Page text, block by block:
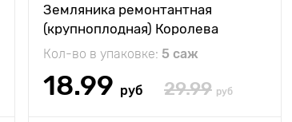
Земляника ремонтантная
(крупноплодная) Королева
Елизавета
Кол-во в упаковке: 5 саж
18.99 руб 29.99 руб